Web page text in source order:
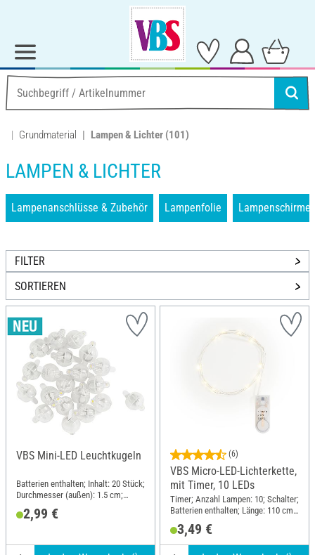
Grundmaterial Lampen & Lichter (101)
LAMPEN & LICHTER
Lampenanschlüsse & Zubehör Lampenfolie Lampenschirme
FILTER
SORTIEREN
VBS Mini-LED Leuchtkugeln
Batterien enthalten; Inhalt: 20 Stück;
Durchmesser (außen): 1.5 cm;
2,99 €
(6)
VBS Micro-LED-Lichterkette,
mit Timer, 10 LEDs
Timer; Anzahl Lampen: 10; Schalter;
Batterien enthalten; Länge: 110 cm;
3,49 €